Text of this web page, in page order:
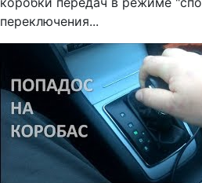
переключения...